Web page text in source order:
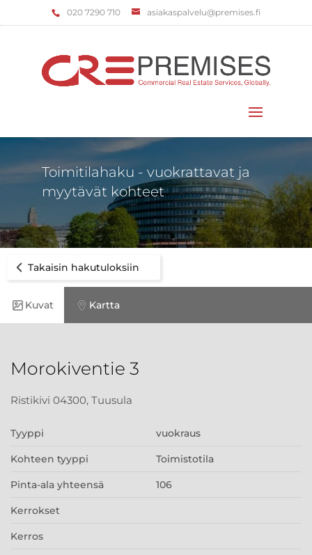
‌020 7290 710 asiakaspalvelu@premises.fi
Toimitilahaku - vuokrattavat ja
myytävät kohteet
Takaisin hakutuloksiin
Kuvat Kartta
Morokiventie 3
Ristikivi 04300, Tuusula
Tyyppi vuokraus
Kohteen tyyppi Toimistotila
Pinta-ala yhteensä 106
Kerrokset
Kerros